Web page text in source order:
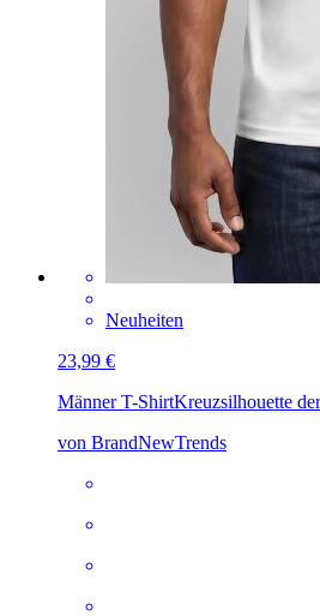
Neuheiten
23,99 €
Männer T-ShirtKreuzsilhouette
von BrandNewTrends